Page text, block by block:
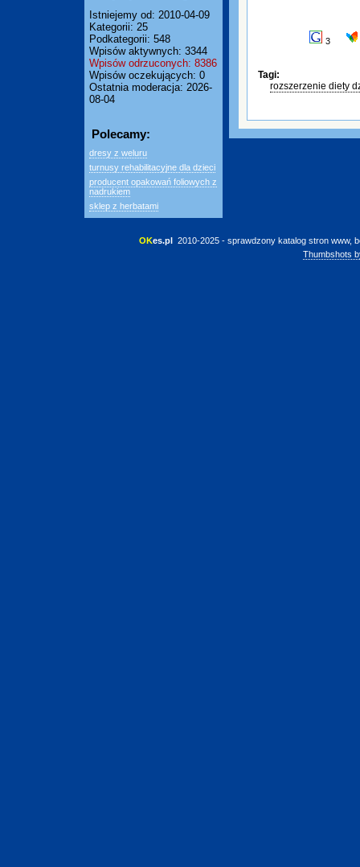
Istniejemy od: 2010-04-09
Kategorii: 25
Podkategorii: 548
Wpisów aktywnych: 3344
Wpisów odrzuconych: 8386
Wpisów oczekujących: 0
Ostatnia moderacja: 2026-
08-04
Polecamy:
dresy z weluru
turnusy rehabilitacyjne dla dzieci
producent opakowań foliowych z
nadrukiem
sklep z herbatami
3
Tagi:
rozszerzenie diety
OKes.pl 2010-2025 - sprawdzony katalog stron www,
Thumbshots